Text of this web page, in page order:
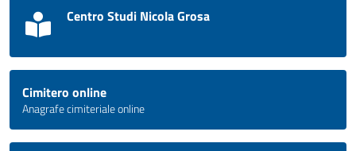
Centro Studi Nicola Grosa
Cimitero online
Anagrafe cimiteriale online